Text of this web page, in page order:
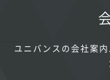
ユニバンスの会社案